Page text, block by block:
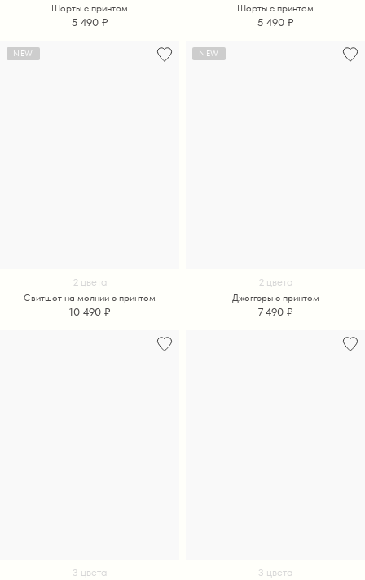
Шорты с принтом
5 490 ₽
Шорты с принтом
5 490 ₽
NEW
2 цвета
Свитшот на молнии с принтом
10 490 ₽
NEW
2 цвета
Джоггеры с принтом
7 490 ₽
3 цвета 3 цвета